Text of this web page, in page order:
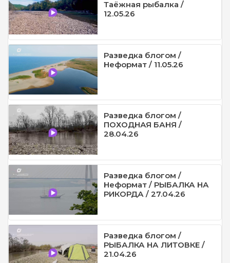
Таёжная рыбалка /
12.05.26
Разведка блогом /
Неформат / 11.05.26
Разведка блогом /
ПОХОДНАЯ БАНЯ /
28.04.26
Разведка блогом /
Неформат / РЫБАЛКА НА
РИКОРДА / 27.04.26
Разведка блогом /
РЫБАЛКА НА ЛИТОВКЕ /
21.04.26